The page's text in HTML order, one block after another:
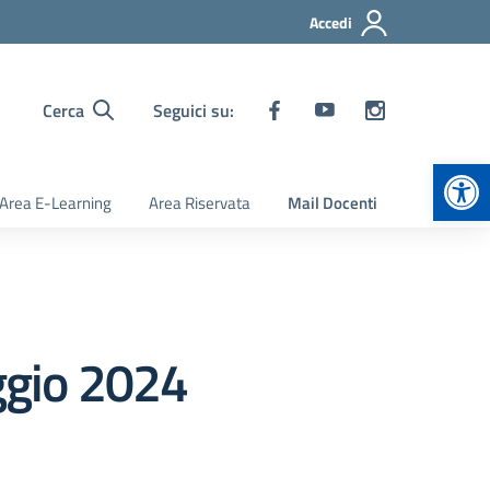
Accedi
Cerca Seguici su:
Area E-Learning Area Riservata Mail Docenti
2024